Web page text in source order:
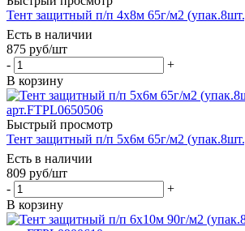
Тент защитный п/п 4х8м 65г/м2
Есть в наличии
875 руб/шт
-
+
В корзину
Быстрый просмотр
Тент защитный п/п 5х6м 65г/м2
Есть в наличии
809 руб/шт
-
+
В корзину